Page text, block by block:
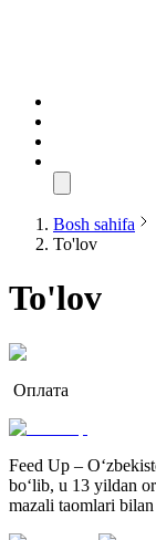
Bosh sahifa
To'lov
To'lov
Оплата
Feed Up –
bo‘lib, u 13 yildan
mazali taomlari